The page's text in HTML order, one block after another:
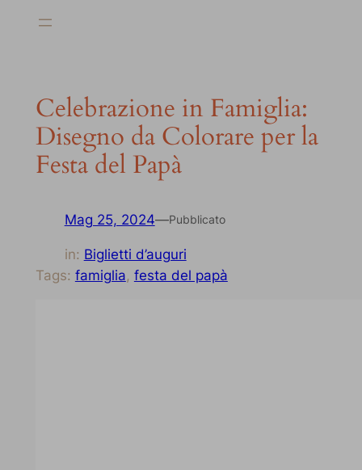
Celebrazione in Famiglia:
Disegno da Colorare per la
Festa del Papà
Mag 25, 2024—Pubblicato
in: Biglietti d’auguri
Tags: famiglia, festa del papà